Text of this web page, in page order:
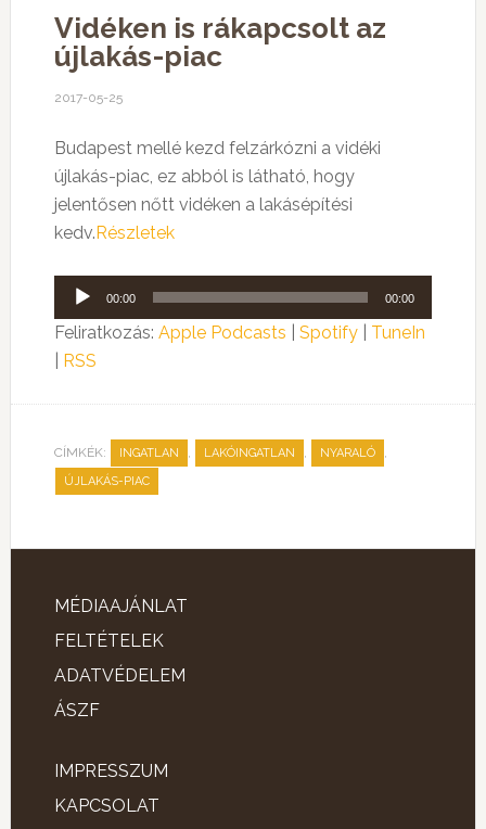
Vidéken is rákapcsolt az
újlakás-piac
2017-05-25
Budapest mellé kezd felzárkózni a vidéki
újlakás-piac, ez abból is látható, hogy
jelentősen nőtt vidéken a lakásépítési
kedv.Részletek
Audió
lejátszó
00:00 00:00
Feliratkozás: Apple Podcasts Spotify| TuneIn
RSS
CÍMKÉK: INGATLAN , LAKÓINGATLAN , NYARALÓ ,
ÚJLAKÁS-PIAC
MÉDIAAJÁNLAT
FELTÉTELEK
ADATVÉDELEM
ÁSZF
IMPRESSZUM
KAPCSOLAT